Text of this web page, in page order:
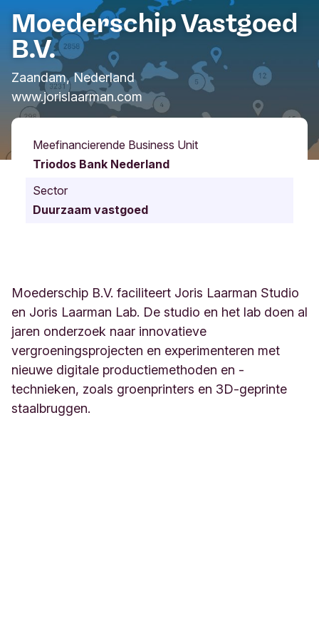
Moederschip Vastgoed
B.V.
Zaandam, Nederland
www.jorislaarman.com
Meefinancierende Business Unit
Triodos Bank Nederland
Sector
Duurzaam vastgoed
Moederschip B.V. faciliteert Joris Laarman Studio
en Joris Laarman Lab. De studio en het lab doen al
jaren onderzoek naar innovatieve
vergroeningsprojecten en experimenteren met
nieuwe digitale productiemethoden en -
technieken, zoals groenprinters en 3D-geprinte
staalbruggen.